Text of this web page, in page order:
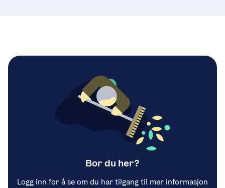
Bor du her?
Logg inn for å se om du har tilgang til mer informasjon